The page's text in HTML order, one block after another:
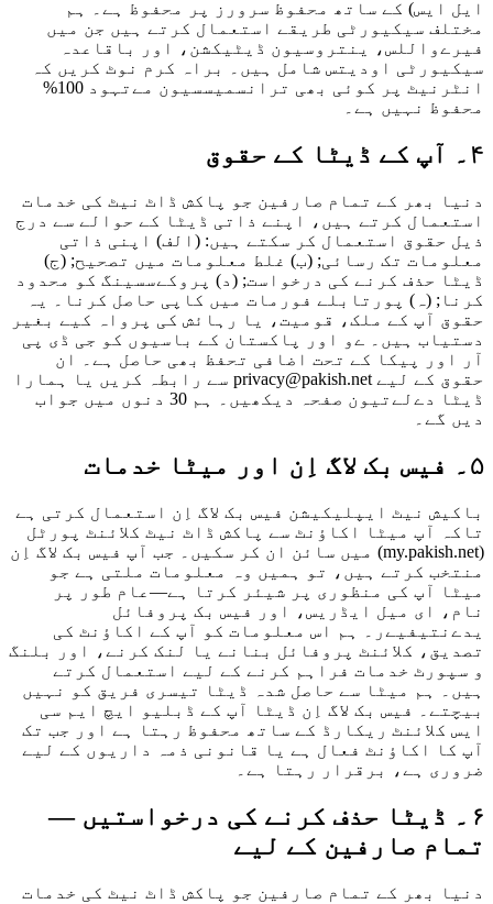
ایل ایس) کے ساتھ محفوظ سرورز پر محفوظ ہے۔ ہم
مختلف سیکیورٹی طریقے استعمال کرتے ہیں جن میں
فیرےواللس، ینتروسیون ڈیٹیکشن، اور باقاعدہ
سیکیورٹی اودیتس شامل ہیں۔ براہ کرم نوٹ کریں کہ
انٹرنیٹ پر کوئی بھی ترانسمیسسیون مےتہود 100%
محفوظ نہیں ہے۔
۴۔ آپ کے ڈیٹا کے حقوق
دنیا بھر کے تمام صارفین جو پاکش ڈاٹ نیٹ کی خدمات
استعمال کرتے ہیں، اپنے ذاتی ڈیٹا کے حوالے سے درج
ذیل حقوق استعمال کر سکتے ہیں: (الف) اپنی ذاتی
معلومات تک رسائی; (ب) غلط معلومات میں تصحیح; (ج)
ڈیٹا حذف کرنے کی درخواست; (د) پروکےسسینگ کو محدود
کرنا; (ہ) پورتابلے فورمات میں کاپی حاصل کرنا۔ یہ
حقوق آپ کے ملک، قومیت، یا رہائش کی پرواہ کیے بغیر
دستیاب ہیں۔ ےو اور پاکستان کے باسیوں کو جی ڈی پی
آر اور پیکا کے تحت اضافی تحفظ بھی حاصل ہے۔ ان
حقوق کے لیے privacy@pakish.net سے رابطہ کریں یا ہمارا
ڈیٹا دےلےتیون صفحہ دیکھیں۔ ہم 30 دنوں میں جواب
دیں گے۔
۵۔ فیس بک لاگ اِن اور میٹا خدمات
باکیش نیٹ ایپلیکیشن فیس بک لاگ اِن استعمال کرتی ہے
تاکہ آپ میٹا اکاؤنٹ سے پاکش ڈاٹ نیٹ کلائنٹ پورٹل
(my.pakish.net) میں سائن ان کر سکیں۔ جب آپ فیس بک لاگ اِن
منتخب کرتے ہیں، تو ہمیں وہ معلومات ملتی ہے جو
میٹا آپ کی منظوری پر شیئر کرتا ہے—عام طور پر
نام، ای میل ایڈریس، اور فیس بک پروفائل
یدےنتیفیےر۔ ہم اس معلومات کو آپ کے اکاؤنٹ کی
تصدیق، کلائنٹ پروفائل بنانے یا لنک کرنے، اور بلنگ
و سپورٹ خدمات فراہم کرنے کے لیے استعمال کرتے
ہیں۔ ہم میٹا سے حاصل شدہ ڈیٹا تیسری فریق کو نہیں
بیچتے۔ فیس بک لاگ اِن ڈیٹا آپ کے ڈبلیو ایچ ایم سی
ایس کلائنٹ ریکارڈ کے ساتھ محفوظ رہتا ہے اور جب تک
آپ کا اکاؤنٹ فعال ہے یا قانونی ذمہ داریوں کے لیے
ضروری ہے، برقرار رہتا ہے۔
۶۔ ڈیٹا حذف کرنے کی درخواستیں —
تمام صارفین کے لیے
دنیا بھر کے تمام صارفین جو پاکش ڈاٹ نیٹ کی خدمات